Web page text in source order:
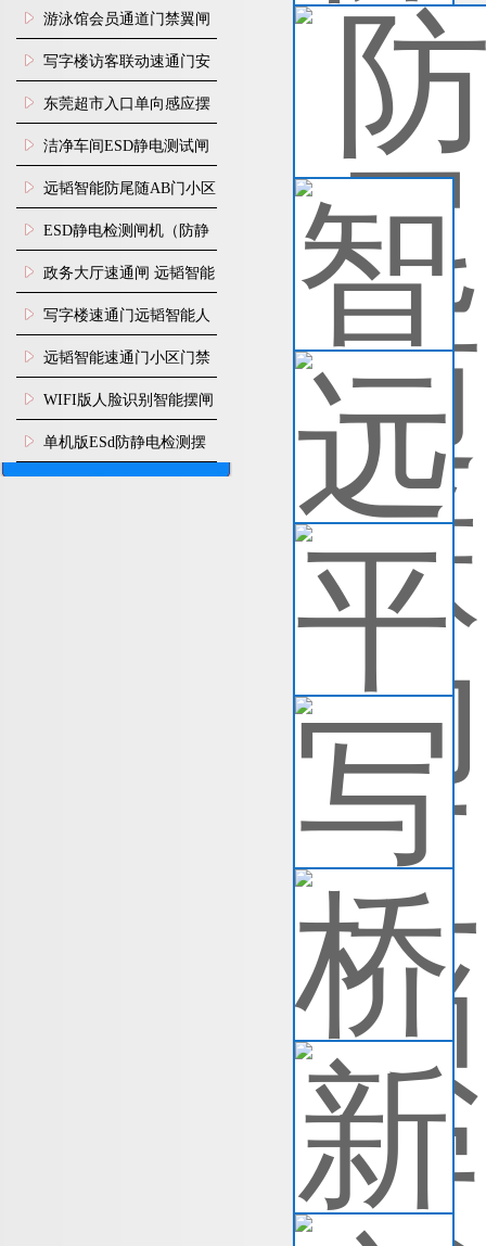
闸机
游泳馆会员通道门禁翼闸
写字楼访客联动速通门安
装
东莞超市入口单向感应摆
闸安装
洁净车间ESD静电测试闸
机
远韬智能防尾随AB门小区
门禁闸机安装
​ESD静电检测闸机（防静
电门禁通道系统）
政务大厅速通闸 远韬智能
防尾随静音速通门
写字楼速通门远韬智能人
脸识别快速通道闸
远韬智能速通门小区门禁
闸机食堂消费摆闸
WIFI版人脸识别智能摆闸
机
单机版ESd防静电检测摆
闸机
查
所
查
人
桥
断
查
新
新
查